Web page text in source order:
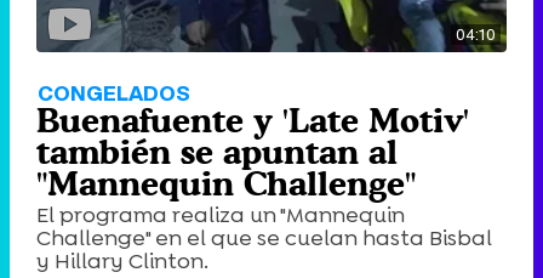
04:10
CONGELADOS
Buenafuente y 'Late Motiv'
también se apuntan al
"Mannequin Challenge"
El programa realiza un "Mannequin
Challenge" en el que se cuelan hasta Bisbal
y Hillary Clinton.